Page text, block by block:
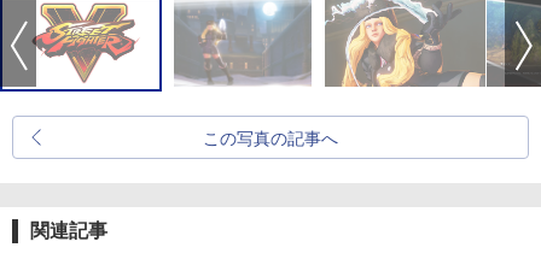
この写真の記事へ
関連記事